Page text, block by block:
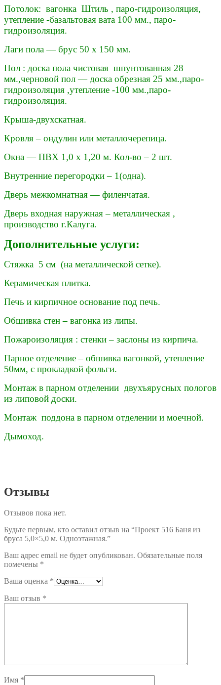
Потолок: вагонка Штиль , паро-гидроизоляция,
утепление -базальтовая вата 100 мм., паро-
гидроизоляция.
Лаги пола — брус 50 х 150 мм.
Пол : доска пола чистовая шпунтованная 28
мм.,черновой пол — доска обрезная 25 мм.,паро-
гидроизоляция ,утепление -100 мм.,паро-
гидроизоляция.
Крыша-двухскатная.
Кровля – ондулин или металлочерепица.
Окна — ПВХ 1,0 х 1,20 м. Кол-во – 2 шт.
Внутренние перегородки – 1(одна).
Дверь межкомнатная — филенчатая.
Дверь входная наружная – металлическая ,
производство г.Калуга.
Дополнительные услуги:
Стяжка 5 см (на металлической сетке).
Керамическая плитка.
Печь и кирпичное основание под печь.
Обшивка стен – вагонка из липы.
Пожароизоляция : стенки – заслоны из кирпича.
Парное отделение – обшивка вагонкой, утепление
50мм, с прокладкой фольги.
Монтаж в парном отделении двухъярусных пологов
из липовой доски.
Монтаж поддона в парном отделении и моечной.
Дымоход.
Отзывы
Отзывов пока нет.
Будьте первым, кто оставил отзыв на “Проект 516 Баня из
бруса 5,0×5,0 м. Одноэтажная.”
Ваш адрес email не будет опубликован. Обязательные поля
помечены *
Ваша оценка *
Ваш отзыв *
Имя *